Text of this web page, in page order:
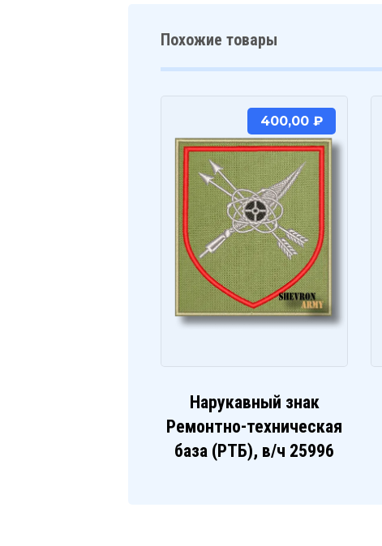
Похожие товары
Нарукавный знак
Ремонтно-техническая
база (РТБ), в/ч 25996
400,00 ₽